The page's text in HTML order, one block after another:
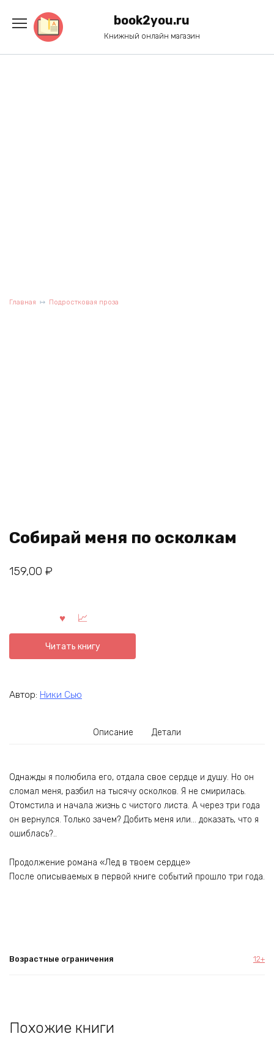
содержанию
book2you.ru
Книжный онлайн магазин
Главная Подростковая проза
Собирай меня по осколкам
159,00 ₽
Читать книгу
Автор: Ники Сью
Описание Детали
Однажды я полюбила его, отдала свое сердце и душу. Но он
сломал меня, разбил на тысячу осколков. Я не смирилась.
Отомстила и начала жизнь с чистого листа. А через три года
он вернулся. Только зачем? Добить меня или… доказать, что я
ошиблась?..
Продолжение романа «Лед в твоем сердце»
После описываемых в первой книге событий прошло три года.
Возрастные ограничения 12+
Похожие книги